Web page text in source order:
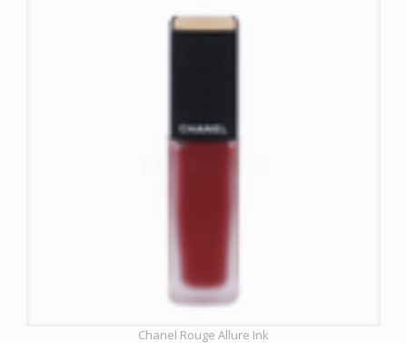
Chanel Rouge Allure Ink